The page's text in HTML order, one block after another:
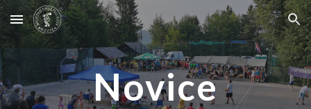
Skip to main content Skip to navigation
Novice